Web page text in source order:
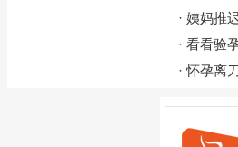
· 姨妈推
· 看看验
·怀孕离